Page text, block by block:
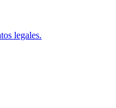
legales.